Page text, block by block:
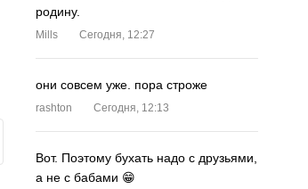
родину.
Mills Сегодня, 12:27
они совсем уже. пора строже
rashton Сегодня, 12:13
Вот. Поэтому бухать надо с друзьями,
а не с бабами 😁